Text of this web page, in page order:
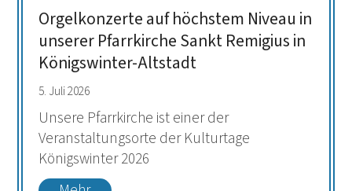
Orgelkonzerte auf höchstem Niveau in
unserer Pfarrkirche Sankt Remigius in
Königswinter-Altstadt
5. Juli 2026
Unsere Pfarrkirche ist einer der
Veranstaltungsorte der Kulturtage
Königswinter 2026